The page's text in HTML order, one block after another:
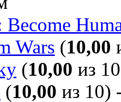
Wars (10,00
(10,00 из
(10,00 из 10)